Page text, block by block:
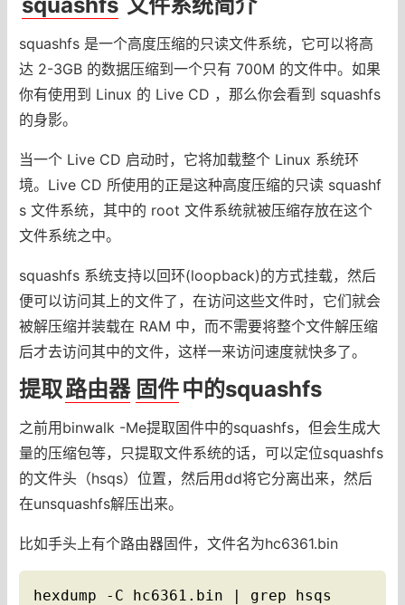
squashfs 是一个高度压缩的只读文件系统，它可以将高
达 2-3GB 的数据压缩到一个只有 700M 的文件中。如果
你有使用到 Linux 的 Live CD ，那么你会看到 squashfs
的身影。
当一个 Live CD 启动时，它将加载整个 Linux 系统环
境。Live CD 所使用的正是这种高度压缩的只读 squashf
s 文件系统，其中的 root 文件系统就被压缩存放在这个
文件系统之中。
squashfs 系统支持以回环(loopback)的方式挂载，然后
便可以访问其上的文件了，在访问这些文件时，它们就会
被解压缩并装载在 RAM 中，而不需要将整个文件解压缩
后才去访问其中的文件，这样一来访问速度就快多了。
提取路由器 固件中的squashfs
之前用binwalk -Me提取固件中的squashfs，但会生成大
量的压缩包等，只提取文件系统的话，可以定位squashfs
的文件头（hsqs）位置，然后用dd将它分离出来，然后
在unsquashfs解压出来。
比如手头上有个路由器固件，文件名为hc6361.bin
hexdump -C hc6361.bin | grep hsqs